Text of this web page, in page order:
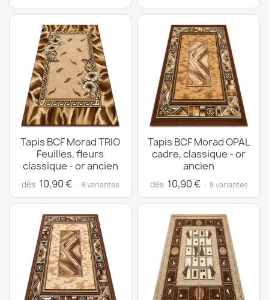
Tapis BCF Morad TRIO
Feuilles, fleurs
classique - or ancien
dès 10,90 € · 8 variantes
Tapis BCF Morad OPAL
cadre, classique - or
ancien
dès 10,90 € · 8 variantes